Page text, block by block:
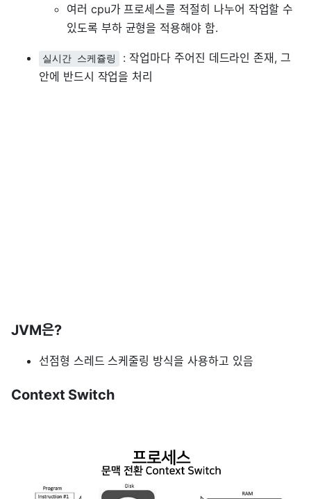
여러 cpu가 프로세스를 적절히 나누어 작업할 수
있도록 부하 균형을 적용해야 함.
실시간 스케쥴링
: 작업마다 주어진 데드라인 존재, 그
안에 반드시 작업을 처리
JVM은?
선점형 스레드 스케줄링 방식을 사용하고 있음
Context Switch